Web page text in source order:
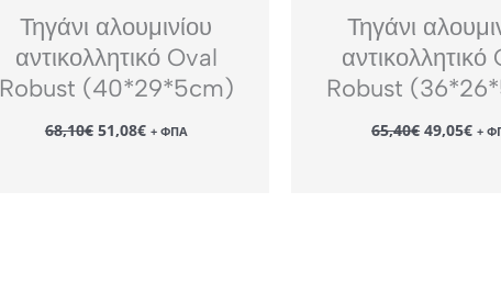
Τηγάνι αλουμινίου
αντικολλητικό Oval
Robust (40*29*5cm)
68,10€ Original
price
51,08€Η
τρέχουσα
+ ΦΠΑ
Τηγάνι
αντικολλητικό
Robust
65,40€ Original
price
49,05€Η+